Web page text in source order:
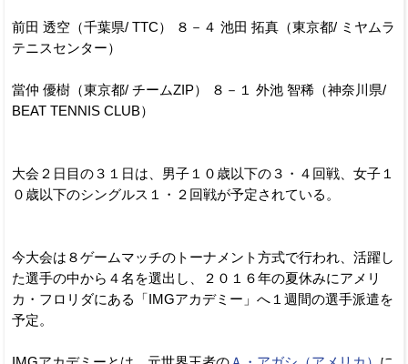
前田 透空（千葉県/ TTC） ８－４ 池田 拓真（東京都/ ミヤムラ
テニスセンター）
當仲 優樹（東京都/ チームZIP） ８－１ 外池 智稀（神奈川県/
BEAT TENNIS CLUB）
大会２日目の３１日は、男子１０歳以下の３・４回戦、女子１
０歳以下のシングルス１・２回戦が予定されている。
今大会は８ゲームマッチのトーナメント方式で行われ、活躍し
た選手の中から４名を選出し、２０１６年の夏休みにアメリ
カ・フロリダにある「IMGアカデミー」へ１週間の選手派遣を
予定。